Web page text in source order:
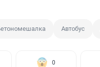
Автобус
0